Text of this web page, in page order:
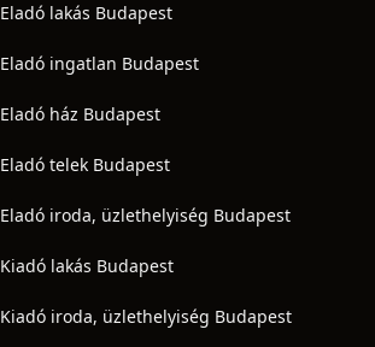
Eladó lakás Budapest
Eladó ingatlan Budapest
Eladó ház Budapest
Eladó telek Budapest
Eladó iroda, üzlethelyiség Budapest
Kiadó lakás Budapest
Kiadó iroda, üzlethelyiség Budapest